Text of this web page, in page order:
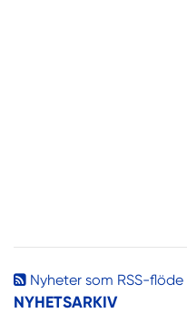
Nyheter som RSS-flöde
NYHETSARKIV